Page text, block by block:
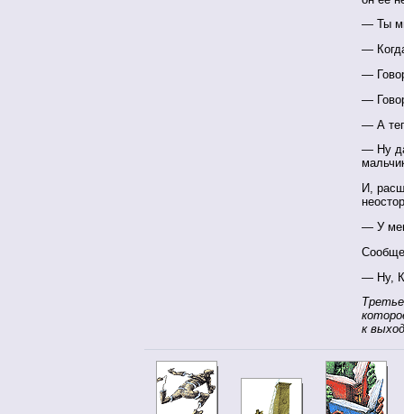
— Ты
—
—
—
— А
— Ну
И,
— У
— Ну,
к